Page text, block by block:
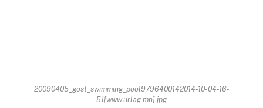
20090405_gost_swimming_pool9796400142014-10-04-16-
51[www.urlag.mn].jpg